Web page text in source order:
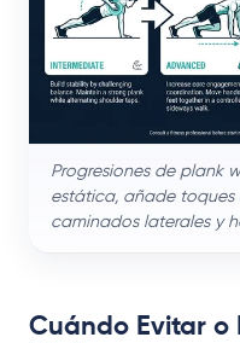
Progresiones de plank
estática, añade toques
caminados laterales y
Cuándo Evitar o